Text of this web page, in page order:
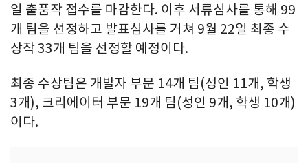
일 출품작 접수를 마감한다. 이후 서류심사를 통해 99
개 팀을 선정하고 발표심사를 거쳐 9월 22일 최종 수
상작 33개 팀을 선정할 예정이다.
최종 수상팀은 개발자 부문 14개 팀(성인 11개, 학생
3개), 크리에이터 부문 19개 팀(성인 9개, 학생 10개)
이다.